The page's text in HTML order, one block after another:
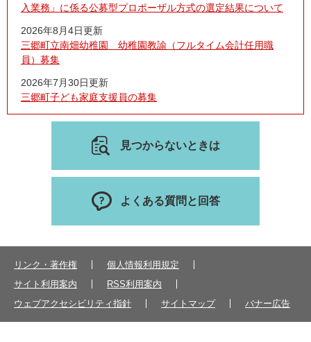
入業務」に係る公募型プロポーザル方式の選定結果について
2026年8月4日更新
三郷町立南畑幼稚園 幼稚園教諭（フルタイム会計任用職
員）募集
2026年7月30日更新
三郷町子ども家庭支援員の募集
見つからないときは
よくある質問と回答
リンク・著作権
個人情報利用規定
サイト利用案内
RSS利用案内
ウェブアクセシビリティ指針
サイトマップ バナー広告